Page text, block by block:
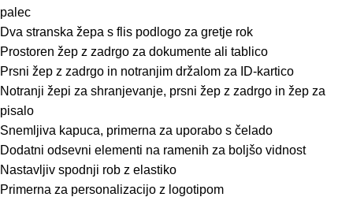
palec
Dva stranska žepa s flis podlogo za gretje rok
Prostoren žep z zadrgo za dokumente ali tablico
Prsni žep z zadrgo in notranjim držalom za ID-kartico
Notranji žepi za shranjevanje, prsni žep z zadrgo in žep za
pisalo
Snemljiva kapuca, primerna za uporabo s čelado
Dodatni odsevni elementi na ramenih za boljšo vidnost
Nastavljiv spodnji rob z elastiko
Primerna za personalizacijo z logotipom